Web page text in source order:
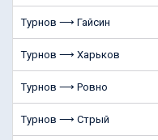
Турнов ⟶ Гайсин
Турнов ⟶ Харьков
Турнов ⟶ Ровно
Турнов ⟶ Стрый